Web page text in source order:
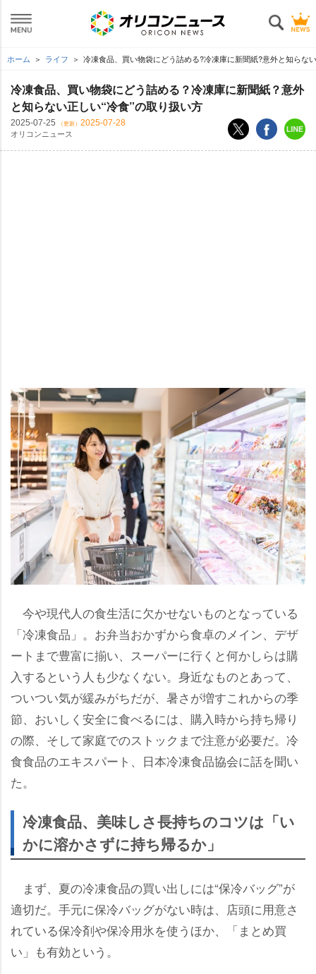
ホーム ライフ 冷凍食品、買い物袋にどう詰める?冷凍庫に新聞紙?意外と知らな
冷凍食品、買い物袋にどう詰める？冷凍庫に新聞紙？意外
と知らない正しい“冷食”の取り扱い方
2025-07-25 （更新） 2025-07-28
オリコンニュース
今や現代人の食生活に欠かせないものとなっている
「冷凍食品」。お弁当おかずから食卓のメイン、デザ
ートまで豊富に揃い、スーパーに行くと何かしらは購
入するという人も少なくない。身近なものとあって、
ついつい気が緩みがちだが、暑さが増すこれからの季
節、おいしく安全に食べるには、購入時から持ち帰り
の際、そして家庭でのストックまで注意が必要だ。冷
食食品のエキスパート、日本冷凍食品協会に話を聞い
た。
冷凍食品、美味しさ長持ちのコツは「い
かに溶かさずに持ち帰るか」
まず、夏の冷凍食品の買い出しには“保冷バッグ”が
適切だ。手元に保冷バッグがない時は、店頭に用意さ
れている保冷剤や保冷用氷を使うほか、「まとめ買
い」も有効という。